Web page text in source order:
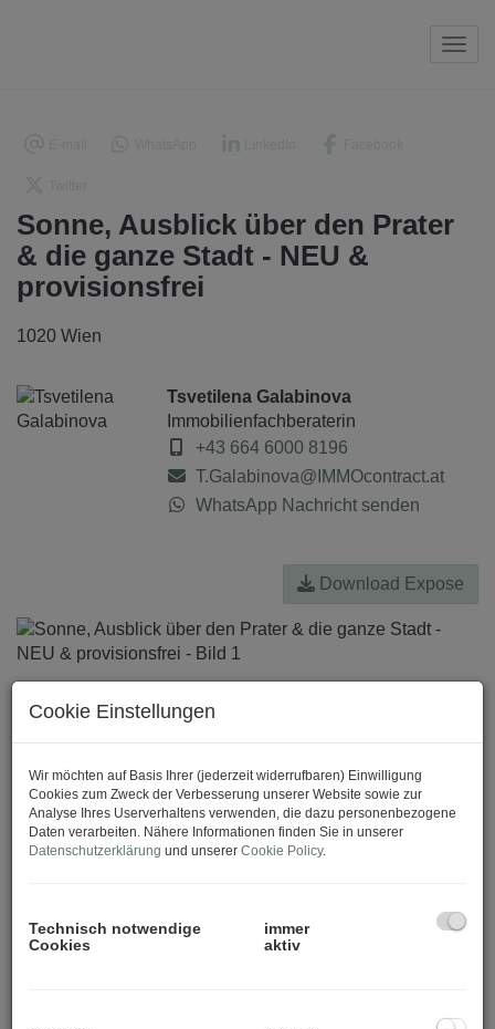
Sonne, Ausblick über den Prater
& die ganze Stadt - NEU &
provisionsfrei
1020 Wien
Tsvetilena Galabinova
Immobilienfachberaterin
+43 664 6000 8196
T.Galabinova@IMMOcontract.at
WhatsApp Nachricht senden
Download Expose
Cookie Einstellungen
Wir möchten auf Basis Ihrer (jederzeit widerrufbaren) Einwilligung
Cookies zum Zweck der Verbesserung unserer Website sowie zur
Analyse Ihres Userverhaltens verwenden, die dazu personenbezogene
Daten verarbeiten. Nähere Informationen finden Sie in unserer
Datenschutzerklärung und unserer Cookie Policy.
Technisch notwendige
Cookies
immer
aktiv